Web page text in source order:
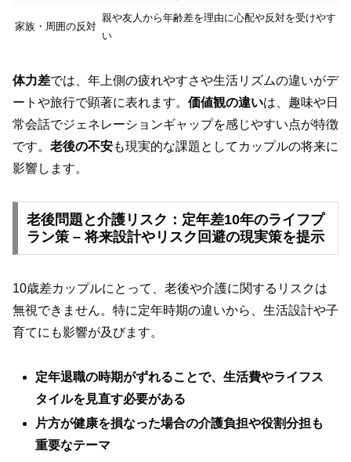
家族・周囲の反対
親や友人から年齢差を理由に心配や反対を受けやす
い
体力差では、年上側の疲れやすさや生活リズムの違いがデ
ートや旅行で顕著に表れます。 価値観の違いは、趣味や日
常会話でジェネレーションギャップを感じやすい点が特徴
です。 老後の不安も現実的な課題としてカップルの将来に
影響します。
老後問題と介護リスク：定年差10年のライフプ
ラン策 – 将来設計やリスク回避の現実策を提示
10歳差カップルにとって、老後や介護に関するリスクは
無視できません。特に定年時期の違いから、生活設計や子
育てにも影響が及びます。
定年退職の時期がずれることで、生活費やライフス
タイルを見直す必要がある
片方が健康を損なった場合の介護負担や役割分担も
重要なテーマ